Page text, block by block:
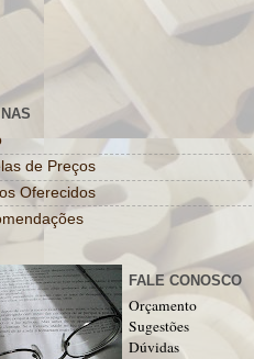
de Preços
Oferecidos
FALE CONOSCO
Orçamento
Sugestões
Dúvidas